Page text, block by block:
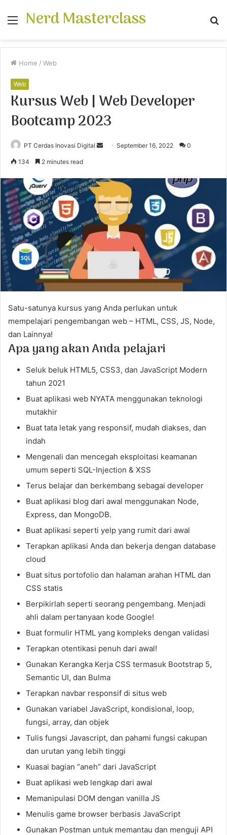
Menu
Nerd Masterclass
Home / Web
Web
Kursus Web | Web Developer
Bootcamp 2023
PT Cerdas Inovasi Digital
d
a
m
September 16, 2022 0
134 2 minutes read
Satu-satunya kursus yang Anda perlukan untuk
mempelajari pengembangan web – HTML, CSS, JS, Node,
dan Lainnya!
Apa yang akan Anda pelajari
Seluk beluk HTML5, CSS3, dan JavaScript Modern
tahun 2021
Buat aplikasi web NYATA menggunakan teknologi
mutakhir
Buat tata letak yang responsif, mudah diakses, dan
indah
Mengenali dan mencegah eksploitasi keamanan
umum seperti SQL-Injection & XSS
Terus belajar dan berkembang sebagai developer
Buat aplikasi blog dari awal menggunakan Node,
Express, dan MongoDB.
Buat aplikasi seperti yelp yang rumit dari awal
Terapkan aplikasi Anda dan bekerja dengan database
cloud
Buat situs portofolio dan halaman arahan HTML dan
CSS statis
Berpikirlah seperti seorang pengembang. Menjadi
ahli dalam pertanyaan kode Google!
Buat formulir HTML yang kompleks dengan validasi
Terapkan otentikasi penuh dari awal!
Gunakan Kerangka Kerja CSS termasuk Bootstrap 5,
Semantic UI, dan Bulma
Terapkan navbar responsif di situs web
Gunakan variabel JavaScript, kondisional, loop,
fungsi, array, dan objek
Tulis fungsi Javascript, dan pahami fungsi cakupan
dan urutan yang lebih tinggi
Kuasai bagian “aneh” dari JavaScript
Buat aplikasi web lengkap dari awal
Memanipulasi DOM dengan vanilla JS
Menulis game browser berbasis JavaScript
Gunakan Postman untuk memantau dan menguji API